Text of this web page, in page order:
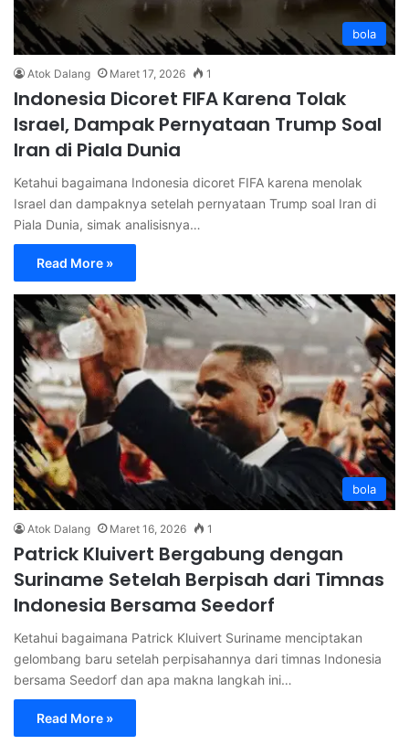
bola
Atok Dalang Maret 17, 2026 1
Indonesia Dicoret FIFA Karena Tolak
Israel, Dampak Pernyataan Trump Soal
Iran di Piala Dunia
Ketahui bagaimana Indonesia dicoret FIFA karena menolak
Israel dan dampaknya setelah pernyataan Trump soal Iran di
Piala Dunia, simak analisisnya…
Read More »
bola
Atok Dalang Maret 16, 2026 1
Patrick Kluivert Bergabung dengan
Suriname Setelah Berpisah dari Timnas
Indonesia Bersama Seedorf
Ketahui bagaimana Patrick Kluivert Suriname menciptakan
gelombang baru setelah perpisahannya dari timnas Indonesia
bersama Seedorf dan apa makna langkah ini…
Read More »